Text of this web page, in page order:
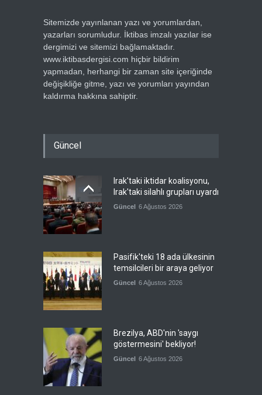
Sitemizde yayınlanan yazı ve yorumlardan,
yazarları sorumludur. İktibas imzalı yazılar ise
dergimizi ve sitemizi bağlamaktadır.
www.iktibasdergisi.com hiçbir bildirim
yapmadan, herhangi bir zaman site içeriğinde
değişikliğe gitme, yazı ve yorumları yayından
kaldırma hakkına sahiptir.
Güncel
Irak'taki iktidar koalisyonu,
Irak'taki silahlı grupları uyardı
Güncel 6 Ağustos 2026
Pasifik'teki 18 ada ülkesinin
temsilcileri bir araya geliyor
Güncel 6 Ağustos 2026
Brezilya, ABD'nin 'saygı
göstermesini' bekliyor!
Güncel 6 Ağustos 2026